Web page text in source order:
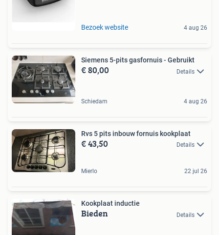
Bezoek website 4 aug 26
Siemens 5-pits gasfornuis - Gebruikt
€ 80,00 Details
Schiedam 4 aug 26
Rvs 5 pits inbouw fornuis kookplaat
€ 43,50 Details
Mierlo 22 jul 26
Kookplaat inductie
Bieden Details